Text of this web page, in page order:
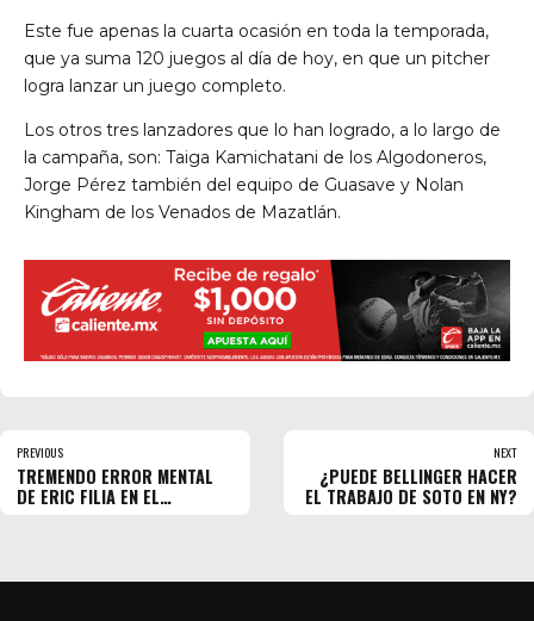
Este fue apenas la cuarta ocasión en toda la temporada,
que ya suma 120 juegos al día de hoy, en que un pitcher
logra lanzar un juego completo.
Los otros tres lanzadores que lo han logrado, a lo largo de
la campaña, son: Taiga Kamichatani de los Algodoneros,
Jorge Pérez también del equipo de Guasave y Nolan
Kingham de los Venados de Mazatlán.
PREVIOUS
TREMENDO ERROR MENTAL
DE ERIC FILIA EN EL
NEXT
¿PUEDE BELLINGER HACER
EL TRABAJO DE SOTO EN NY?